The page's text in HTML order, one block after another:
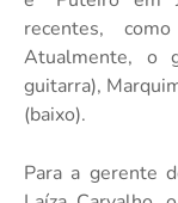
recentes,
Atualmente, o
guitarra),
(baixo).
Para a gerente